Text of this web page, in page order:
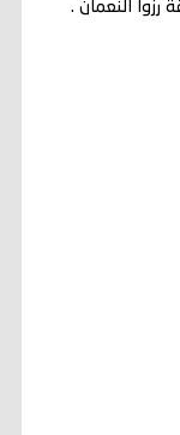
رزوا النعمان .